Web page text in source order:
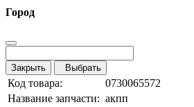
Город
Закрыть Выбрать
Код товара:
0730065572
Название запчасти: акпп